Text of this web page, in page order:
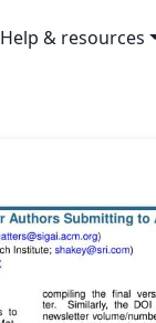
Help & resources